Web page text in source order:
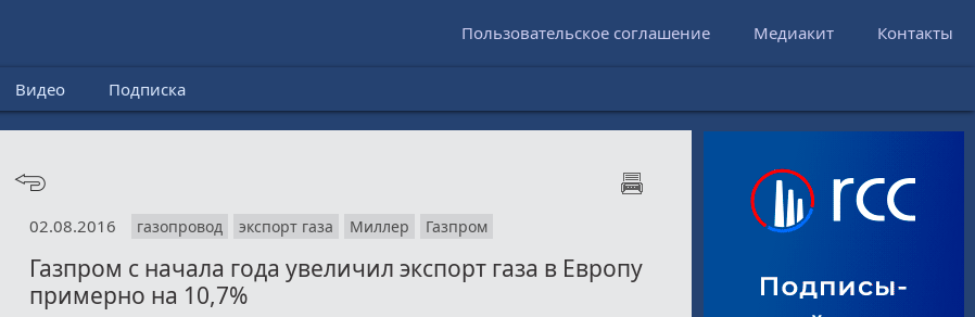
Пользовательское соглашение Медиакит Контакты
Видео Подписка
02.08.2016 газопровод экспорт газа Миллер Газпром
Газпром с начала года увеличил экспорт газа в Европу
примерно на 10,7%